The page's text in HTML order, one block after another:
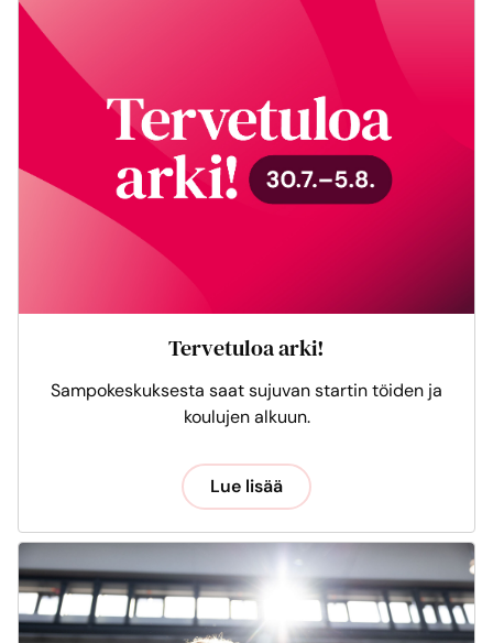
Tervetuloa arki!
Sampokeskuksesta saat sujuvan startin töiden ja
koulujen alkuun.
Lue lisää